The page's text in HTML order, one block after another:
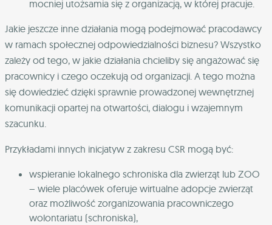
mocniej utożsamia się z organizacją, w której pracuje.
Jakie jeszcze inne działania mogą podejmować pracodawcy
w ramach społecznej odpowiedzialności biznesu? Wszystko
zależy od tego, w jakie działania chcieliby się angażować się
pracownicy i czego oczekują od organizacji. A tego można
się dowiedzieć dzięki sprawnie prowadzonej wewnętrznej
komunikacji opartej na otwartości, dialogu i wzajemnym
szacunku.
Przykładami innych inicjatyw z zakresu CSR mogą być:
wspieranie lokalnego schroniska dla zwierząt lub ZOO
– wiele placówek oferuje wirtualne adopcje zwierząt
oraz możliwość zorganizowania pracowniczego
wolontariatu (schroniska),